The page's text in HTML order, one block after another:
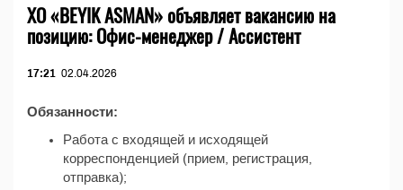
ХО «BEYIK ASMAN» объявляет вакансию на
позицию: Офис-менеджер / Ассистент
17:21 02.04.2026
Обязанности:
Работа с входящей и исходящей
корреспонденцией (прием, регистрация,
отправка);